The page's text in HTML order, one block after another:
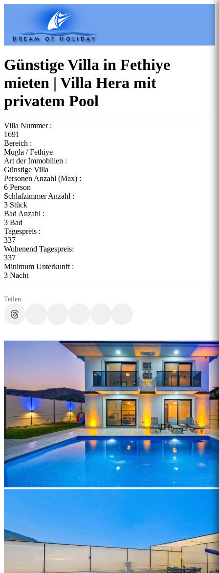
Günstige Villa in Fethiye
mieten | Villa Hera mit
privatem Pool
Villa Nummer :
1691
Bereich :
Mugla / Fethiye
Art der İmmobilien :
Günstige Villa
Personen Anzahl (Max) :
6 Person
Schlafzimmer Anzahl :
3 Stück
Bad Anzahl :
3 Bad
Tagespreis :
337
Wohenend Tagespreis:
337
Minimum Unterkunft :
3 Nacht
Teilen